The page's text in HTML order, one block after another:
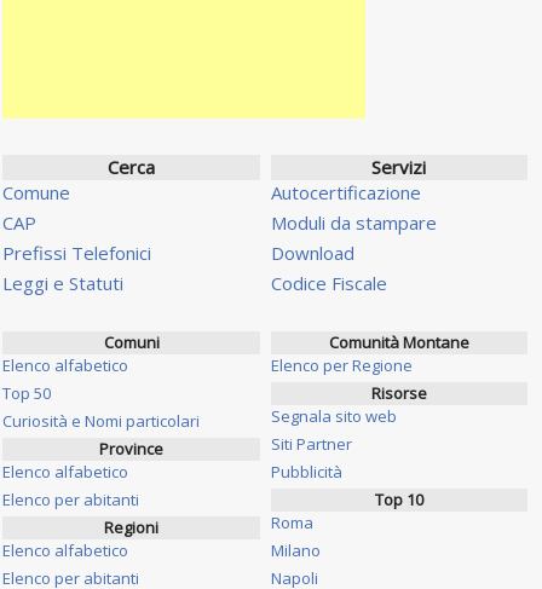
Cerca
Comune
CAP
Prefissi Telefonici
Leggi e Statuti
Servizi
Autocertificazione
Moduli da stampare
Download
Codice Fiscale
Comuni
Elenco alfabetico
Top 50
Curiosità e Nomi particolari
Province
Elenco alfabetico
Elenco per abitanti
Regioni
Elenco alfabetico
Elenco per abitanti
Comunità Montane
Elenco per Regione
Risorse
Segnala sito web
Siti Partner
Pubblicità
Top 10
Roma
Milano
Napoli